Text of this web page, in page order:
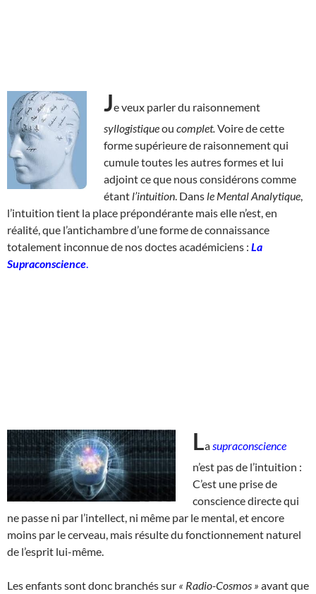
Je veux parler du raisonnement
syllogistiqueou complet. Voire de cette
forme supérieure de raisonnement qui
cumule toutes les autres formes et lui
adjoint ce que nous considérons comme
étant l’intuition . Dans le Mental Analytique
l’intuition tient la place prépondérante mais elle n’est, en
réalité, que l’antichambre d’une forme de connaissance
totalement inconnue de nos doctes académiciens : La
Supraconscience
La supraconscience
n’est pas de l’intuition :
C’est une prise de
conscience directe qui
ne passe ni par l’intellect, ni même par le mental, et encore
moins par le cerveau, mais résulte du fonctionnement naturel
de l’esprit lui-même.
Les enfants sont donc branchés sur « Radio-Cosmos » avant que